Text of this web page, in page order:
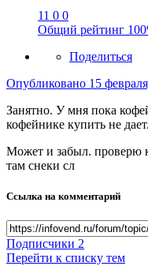
11 0 0
Общий рейтинг
Поделиться
Опубликовано 15
Занятно. У мня пока
кофейнике купить не дает.
Может и забыл. проверю
там снеки сл
Ссылка на комментарий
Подписчики 2
Перейти к списку тем